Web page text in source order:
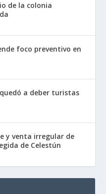
de la colonia
foco preventivo en
a deber turistas
y venta irregular de
de Celestún